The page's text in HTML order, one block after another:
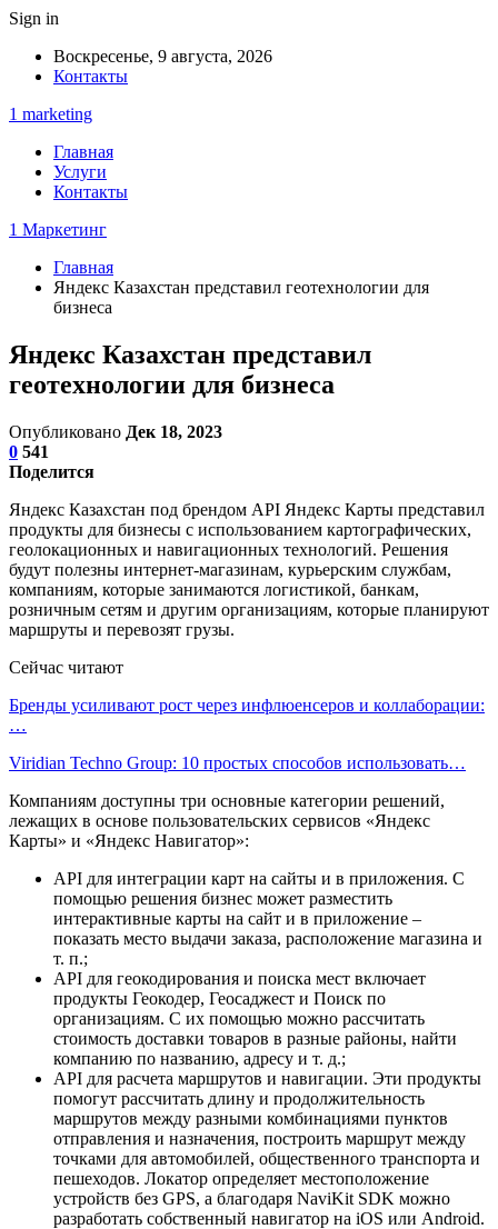
Sign in
Воскресенье, 9 августа, 2026
Контакты
1 marketing
Главная
Услуги
Контакты
1 Маркетинг
Главная
Яндекс Казахстан представил геотехнологии для
бизнеса
Яндекс Казахстан представил
геотехнологии для бизнеса
Опубликовано Дек 18, 2023
0 541
Поделится
Яндекс Казахстан под брендом API Яндекс Карты представил
продукты для бизнесы с использованием картографических,
геолокационных и навигационных технологий. Решения
будут полезны интернет-магазинам, курьерским службам,
компаниям, которые занимаются логистикой, банкам,
розничным сетям и другим организациям, которые планируют
маршруты и перевозят грузы.
Сейчас читают
Бренды усиливают рост через инфлюенсеров и коллаборации:
…
Viridian Techno Group: 10 простых способов использовать…
Компаниям доступны три основные категории решений,
лежащих в основе пользовательских сервисов «Яндекс
Карты» и «Яндекс Навигатор»:
API для интеграции карт на сайты и в приложения. С
помощью решения бизнес может разместить
интерактивные карты на сайт и в приложение –
показать место выдачи заказа, расположение магазина и
т. п.;
API для геокодирования и поиска мест включает
продукты Геокодер, Геосаджест и Поиск по
организациям. С их помощью можно рассчитать
стоимость доставки товаров в разные районы, найти
компанию по названию, адресу и т. д.;
API для расчета маршрутов и навигации. Эти продукты
помогут рассчитать длину и продолжительность
маршрутов между разными комбинациями пунктов
отправления и назначения, построить маршрут между
точками для автомобилей, общественного транспорта и
пешеходов. Локатор определяет местоположение
устройств без GPS, а благодаря NaviKit SDK можно
разработать собственный навигатор на iOS или Android.